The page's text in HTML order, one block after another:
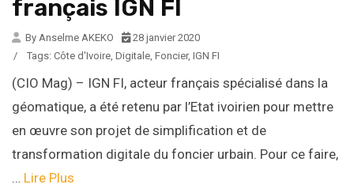
français IGN FI
By Anselme AKEKO
28 janvier 2020
/
Tags: Côte d'Ivoire, Digitale, Foncier, IGN FI
(CIO Mag) – IGN FI, acteur français spécialisé dans la
géomatique, a été retenu par l’Etat ivoirien pour mettre
en œuvre son projet de simplification et de
transformation digitale du foncier urbain. Pour ce faire,
… Lire Plus